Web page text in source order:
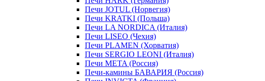
Печи JOTUL (Норвегия)
Печи KRATKI (Польша)
Печи LA NORDICA (Италия)
Печи LISEO (Чехия)
Печи PLAMEN (Хорватия)
Печи SERGIO LEONI (Италия)
Печи META (Россия)
Печи-камины БАВАРИЯ (Россия)